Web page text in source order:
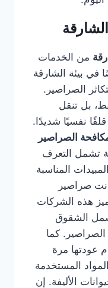
من الخدمات
في بيئة الشارقة
الصراصير.
بل تنقل
نفسيًا شديدًا.
الصراصير
تشمل التعرف
المناسبة
صراصير
هذه الشركات
الشقوق
الصراصير. كما
عودتها مرة
المستخدمة
الأليفة. إن